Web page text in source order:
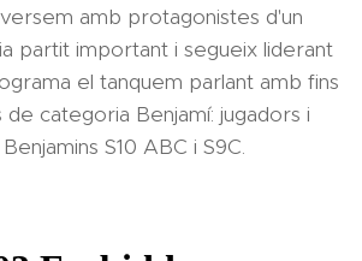
amb protagonistes d'un
partit important i segueix liderant
el tanquem parlant amb fins
categoria Benjamí: jugadors i
S10 ABC i S9C.